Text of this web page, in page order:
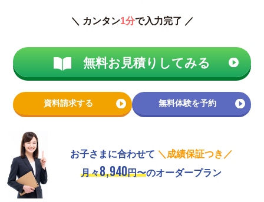
＼ カンタン1分で入力完了 ／
無料お見積りしてみる
資料請求する 無料体験を予約
お子さまに合わせて ＼成績保証つき／
月々8,940円〜のオーダープラン